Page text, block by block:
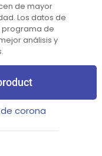
de mayor
Los datos de
programa de
análisis y
corona